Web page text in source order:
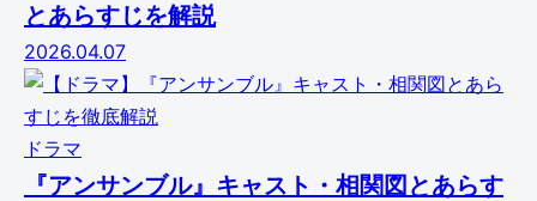
とあらすじを解説
2026.04.07
ドラマ
『アンサンブル』キャスト・相関図とあらす